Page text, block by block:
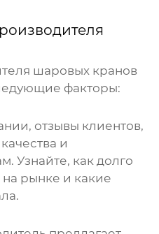
шаровых кранов
факторы:
отзывы клиентов,
и
Узнайте, как долго
на рынке и какие